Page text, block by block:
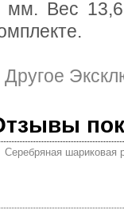
мм. Вес 13,6
Другое
Отзывы
Серебряная шариковая